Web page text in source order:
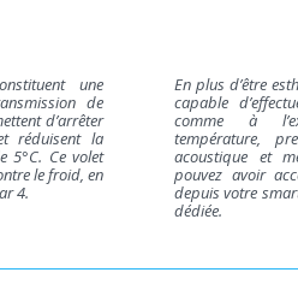
une
de
d’arrêter
réduisent la
5°C. Ce volet
le froid, en
4.
En plus d’être
capable
comme à
température,
acoustique et
pouvez avoir
depuis votre
dédiée.